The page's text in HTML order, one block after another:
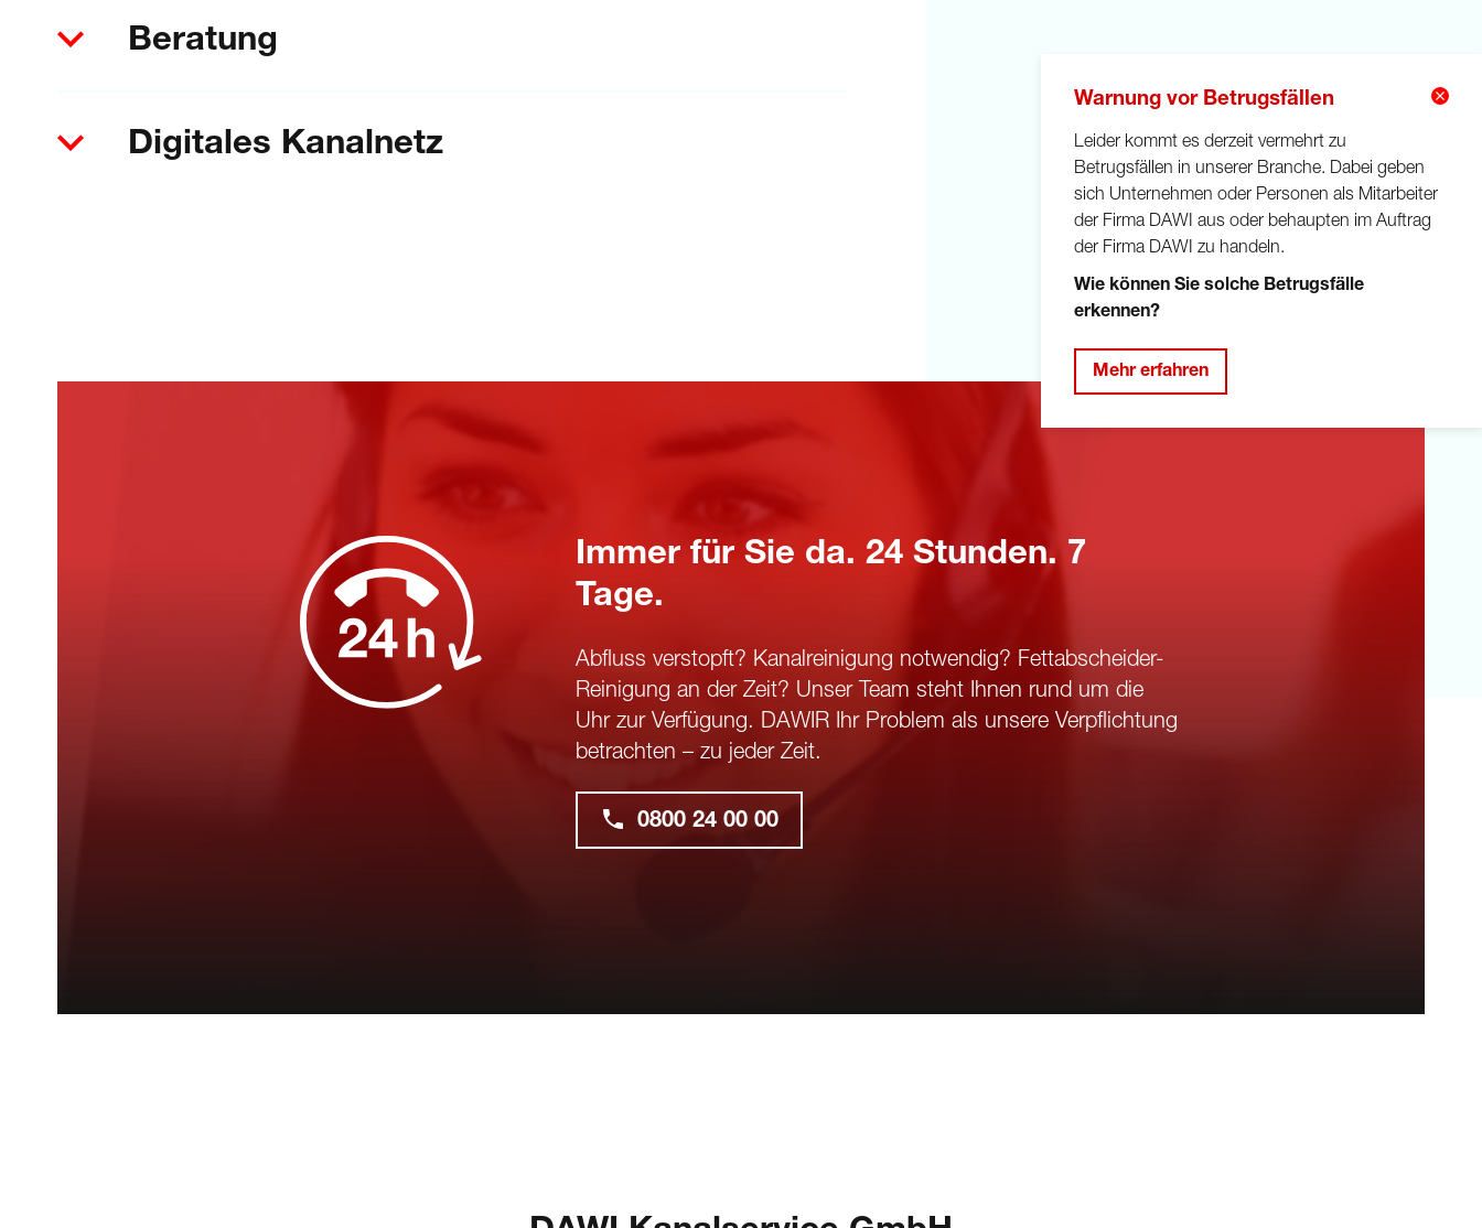
Beratung
Digitales Kanalnetz
Immer für Sie da. 24 Stunden. 7
Tage.
Abfluss verstopft? Kanalreinigung notwendig? Fettabscheider-
Reinigung an der Zeit? Unser Team steht Ihnen rund um die
Uhr zur Verfügung. DAWIR Ihr Problem als unsere Verpflichtung
betrachten – zu jeder Zeit.
0800 24 00 00
Warnung vor Betrugsfällen
Leider kommt es derzeit vermehrt zu
Betrugsfällen in unserer Branche. Dabei geben
sich Unternehmen oder Personen als Mitarbeiter
der Firma DAWI aus oder behaupten im Auftrag
der Firma DAWI zu handeln.
Wie können Sie solche Betrugsfälle
erkennen?
Mehr erfahren